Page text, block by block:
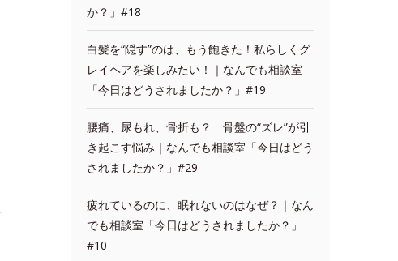
か？」#18
白髪を“隠す”のは、もう飽きた！私らしくグ
レイヘアを楽しみたい！｜なんでも相談室
「今日はどうされましたか？」#19
腰痛、尿もれ、骨折も？ 骨盤の“ズレ”が引
き起こす悩み｜なんでも相談室「今日はどう
されましたか？」#29
疲れているのに、眠れないのはなぜ？｜なん
でも相談室「今日はどうされましたか？」
#10